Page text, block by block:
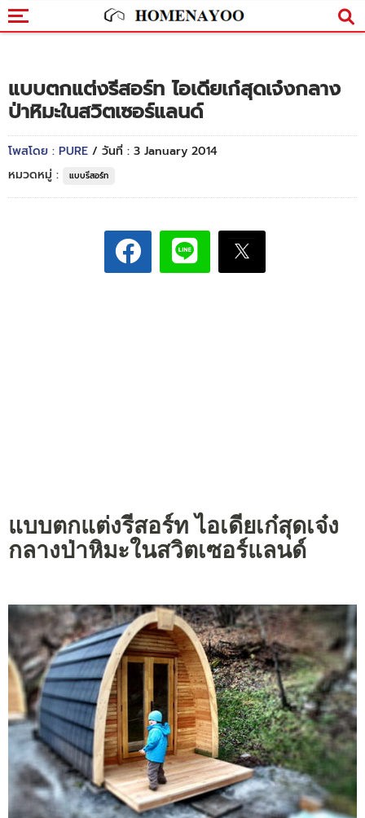
แบบตกแต่งรีสอร์ท ไอเดียเก๋สุดเจ๋งกลาง
ป่าหิมะในสวิตเซอร์แลนด์
โพสโดย : PURE / วันที่ : 3 January 2014
หมวดหมู่ :
แบบรีสอร์ท
แบบตกแต่งรีสอร์ท ไอเดียเก๋สุดเจ๋ง
กลางป่าหิมะในสวิตเซอร์แลนด์